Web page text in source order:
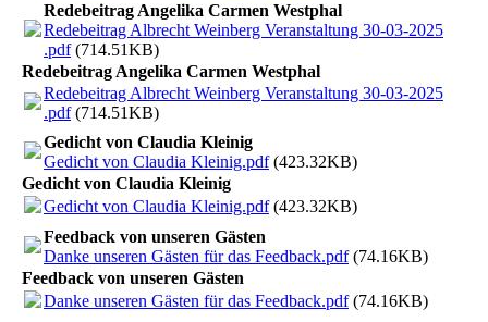
Redebeitrag Angelika Carmen Westphal
Redebeitrag Albrecht Weinberg Veranstaltung 30-03-2025
.pdf(714.51KB)
Redebeitrag Angelika Carmen Westphal
Redebeitrag Albrecht Weinberg Veranstaltung 30-03-2025
.pdf(714.51KB)
Gedicht von Claudia Kleinig
Gedicht von Claudia Kleinig.pdf(423.32KB)
Gedicht von Claudia Kleinig
Gedicht von Claudia Kleinig.pdf(423.32KB)
Feedback von unseren Gästen
Danke unseren Gästen für das Feedback.pdf(74.16KB)
Feedback von unseren Gästen
Danke unseren Gästen für das Feedback.pdf(74.16KB)